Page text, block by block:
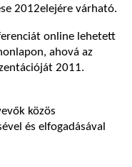
2012elejére várható.
online lehetett
ahová az
2011.
közös
és elfogadásával